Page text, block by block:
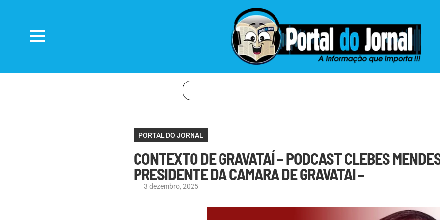
PORTAL DO JORNAL
CONTEXTO DE GRAVATAÍ – PODCAST CLEBES
PRESIDENTE DA CAMARA DE GRAVATAI –
3 dezembro, 2025